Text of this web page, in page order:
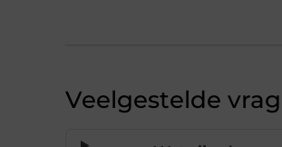
Veelgestelde